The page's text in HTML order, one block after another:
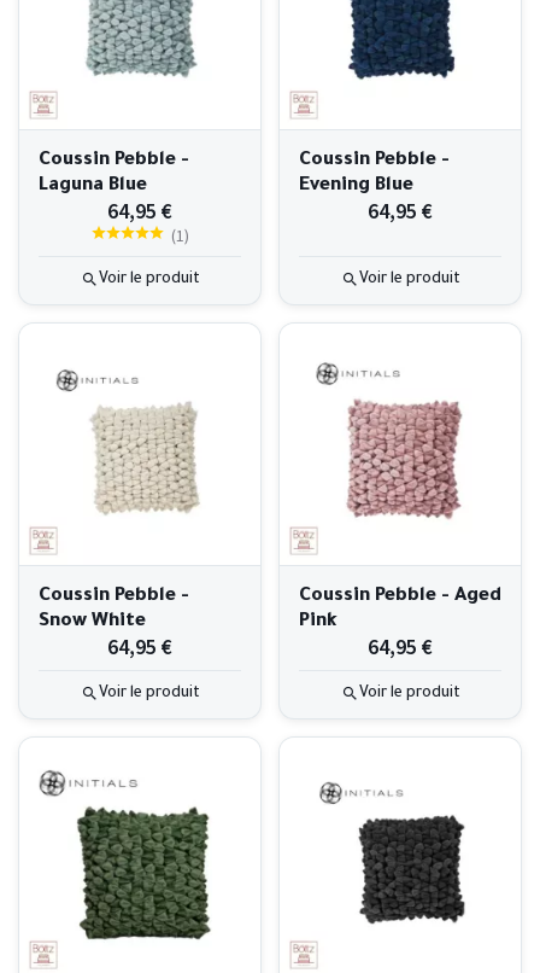
Coussin Pebble -
Laguna Blue
64,95 €
(1)
Voir le produit
Coussin Pebble -
Evening Blue
64,95 €
Voir le produit
Coussin Pebble -
Snow White
64,95 €
Voir le produit
Coussin Pebble - Aged
Pink
64,95 €
Voir le produit